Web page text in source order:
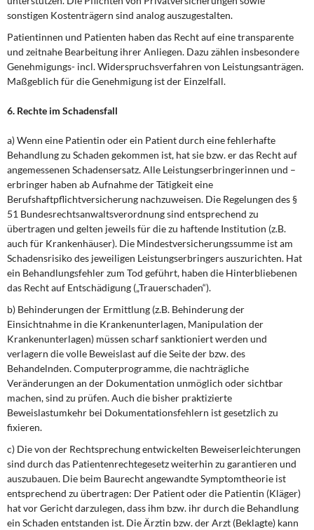
sonstigen Kostenträgern sind analog auszugestalten.
Patientinnen und Patienten haben das Recht auf eine transparente
und zeitnahe Bearbeitung ihrer Anliegen. Dazu zählen insbesondere
Genehmigungs- incl. Widerspruchsverfahren von Leistungsanträgen.
Maßgeblich für die Genehmigung ist der Einzelfall.
6. Rechte im Schadensfall
a) Wenn eine Patientin oder ein Patient durch eine fehlerhafte
Behandlung zu Schaden gekommen ist, hat sie bzw. er das Recht auf
angemessenen Schadensersatz. Alle Leistungserbringerinnen und –
erbringer haben ab Aufnahme der Tätigkeit eine
Berufshaftpflichtversicherung nachzuweisen. Die Regelungen des §
51 Bundesrechtsanwaltsverordnung sind entsprechend zu
übertragen und gelten jeweils für die zu haftende Institution (z.B.
auch für Krankenhäuser). Die Mindestversicherungssumme ist am
Schadensrisiko des jeweiligen Leistungserbringers auszurichten. Hat
ein Behandlungsfehler zum Tod geführt, haben die Hinterbliebenen
das Recht auf Entschädigung („Trauerschaden“).
b) Behinderungen der Ermittlung (z.B. Behinderung der
Einsichtnahme in die Krankenunterlagen, Manipulation der
Krankenunterlagen) müssen scharf sanktioniert werden und
verlagern die volle Beweislast auf die Seite der bzw. des
Behandelnden. Computerprogramme, die nachträgliche
Veränderungen an der Dokumentation unmöglich oder sichtbar
machen, sind zu prüfen. Auch die bisher praktizierte
Beweislastumkehr bei Dokumentationsfehlern ist gesetzlich zu
fixieren.
c) Die von der Rechtsprechung entwickelten Beweiserleichterungen
sind durch das Patientenrechtegesetz weiterhin zu garantieren und
auszubauen. Die beim Baurecht angewandte Symptomtheorie ist
entsprechend zu übertragen: Der Patient oder die Patientin (Kläger)
hat vor Gericht darzulegen, dass ihm bzw. ihr durch die Behandlung
ein Schaden entstanden ist. Die Ärztin bzw. der Arzt (Beklagte) kann